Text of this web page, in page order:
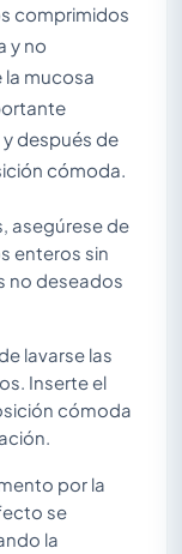
comprimidos
y no
la mucosa
después de
cómoda.
asegúrese de
enteros sin
no deseados
lavarse las
Inserte el
cómoda
por la
se
la